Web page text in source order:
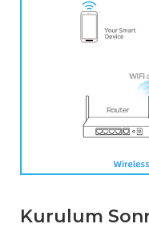
Kurulum